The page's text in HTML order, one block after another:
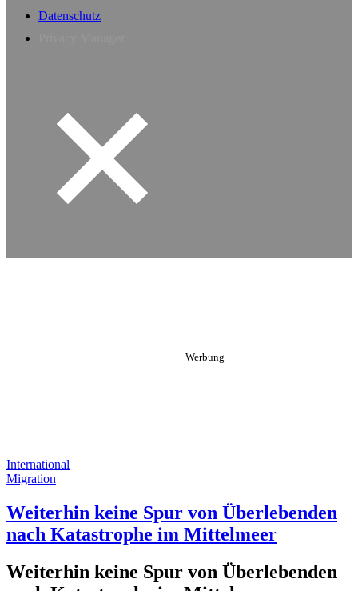
Datenschutz
International
Migration
Weiterhin keine Spur von Überlebenden
nach Katastrophe im Mittelmeer
Weiterhin keine Spur von Überlebenden